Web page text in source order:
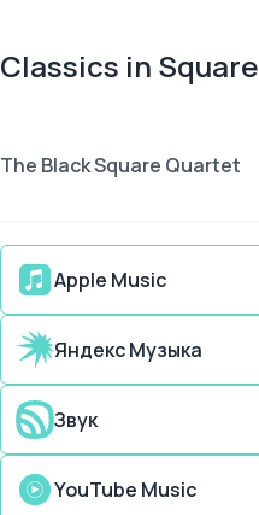
Classics in Square
The Black Square Quartet
Apple Music
Яндекс Музыка
Звук
YouTube Music